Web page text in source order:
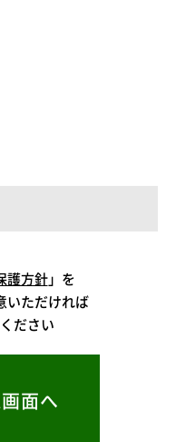
護方針」を
いただければ
ださい